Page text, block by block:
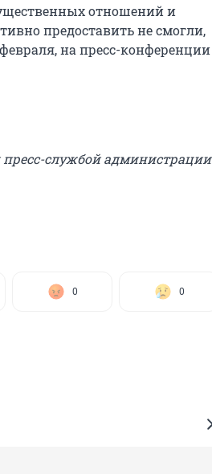
отношений и
предоставить не смогли,
на пресс-конференции
службой администрации
0 0